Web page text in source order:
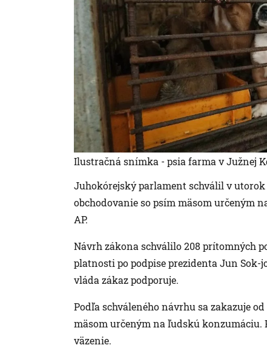
Ilustračná snímka - psia farma v Južnej
Juhokórejský parlament schválil v
obchodovanie so psím mäsom určeným
AP.
Návrh zákona schválilo 208 prítomných
platnosti po podpise prezidenta Jun Sok-
vláda zákaz podporuje.
Podľa schváleného návrhu sa zakazuje
mäsom určeným na ľudskú konzumáciu.
väzenie.